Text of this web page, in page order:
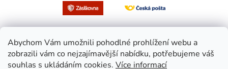
Abychom Vám umožnili pohodlné prohlížení webu a
zobrazili vám co nejzajímavější nabídku, potřebujeme váš
souhlas s ukládáním cookies. Více informací